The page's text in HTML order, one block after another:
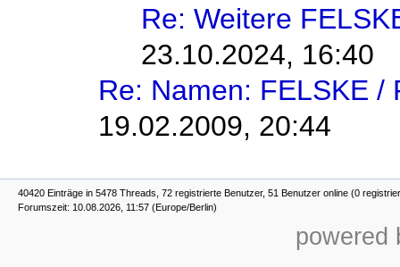
Re: Weitere
23.10.2024, 16:40
Re: Namen: FELSKE /
19.02.2009, 20:44
40420 Einträge in 5478 Threads, 72 registrierte Benutzer, 51 Benutzer online (0
Forumszeit: 10.08.2026, 11:57 (Europe/Berlin)
powered